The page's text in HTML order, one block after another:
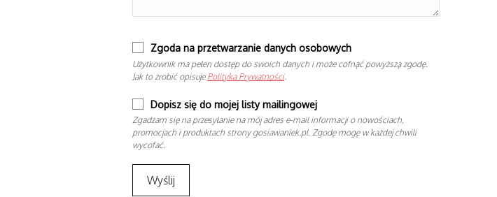
Zgoda na przetwarzanie danych osobowych
Użytkownik ma pełen dostęp do swoich danych i może cofnąć powyższą zgodę.
Jak to zrobić opisuje Polityka Prywatności.
Dopisz się do mojej listy mailingowej
Zgadzam się na przesyłanie na mój adres e-mail informacji o nowościach,
promocjach i produktach strony gosiawaniek.pl. Zgodę mogę w każdej chwili
wycofać.